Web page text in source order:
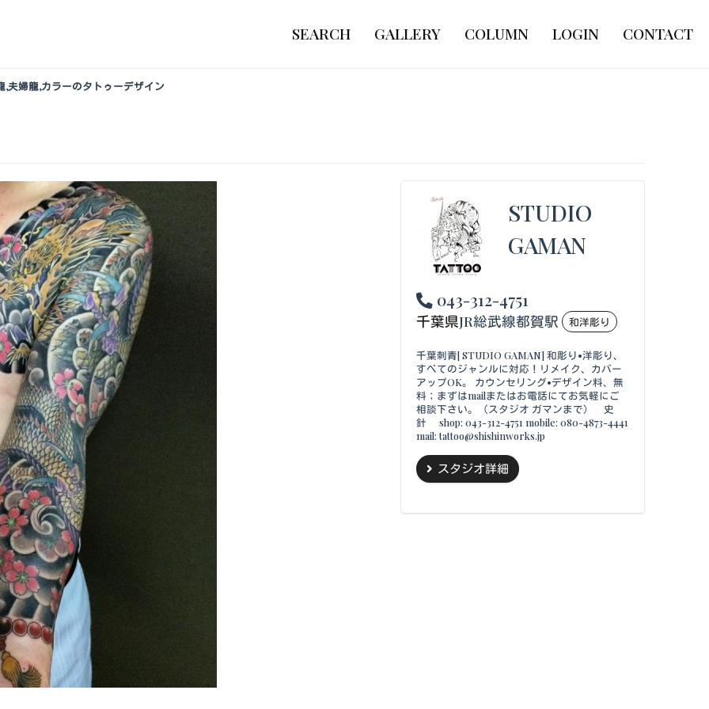
SEARCH GALLERY COLUMN LOGIN CONTACT
,夫婦龍,カラーのタトゥーデザイン
STUDIO
GAMAN
043-312-4751
千葉県JR総武線都賀駅 和洋彫り
千葉刺青[ STUDIO GAMAN] 和彫り•洋彫り、
すべてのジャンルに対応！リメイク、カバー
アップOK。 カウンセリング•デザイン料、無
料；まずはmailまたはお電話にてお気軽にご
相談下さい。（スタジオ ガマンまで） 史
針 shop: 043-312-4751 mobile: 080-4873-4441
mail: tattoo@shishinworks.jp
スタジオ詳細